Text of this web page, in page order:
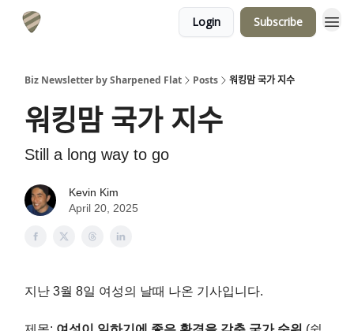
Login Subscribe
Biz Newsletter by Sharpened Flat Posts 워킹맘 국가 지수
워킹맘 국가 지수
Still a long way to go
Kevin Kim
April 20, 2025
지난 3월 8일 여성의 날때 나온 기사입니다.